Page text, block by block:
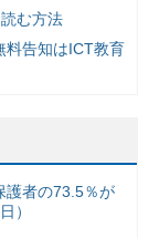
む方法
料告知はICT教育
護者の73.5％が
）